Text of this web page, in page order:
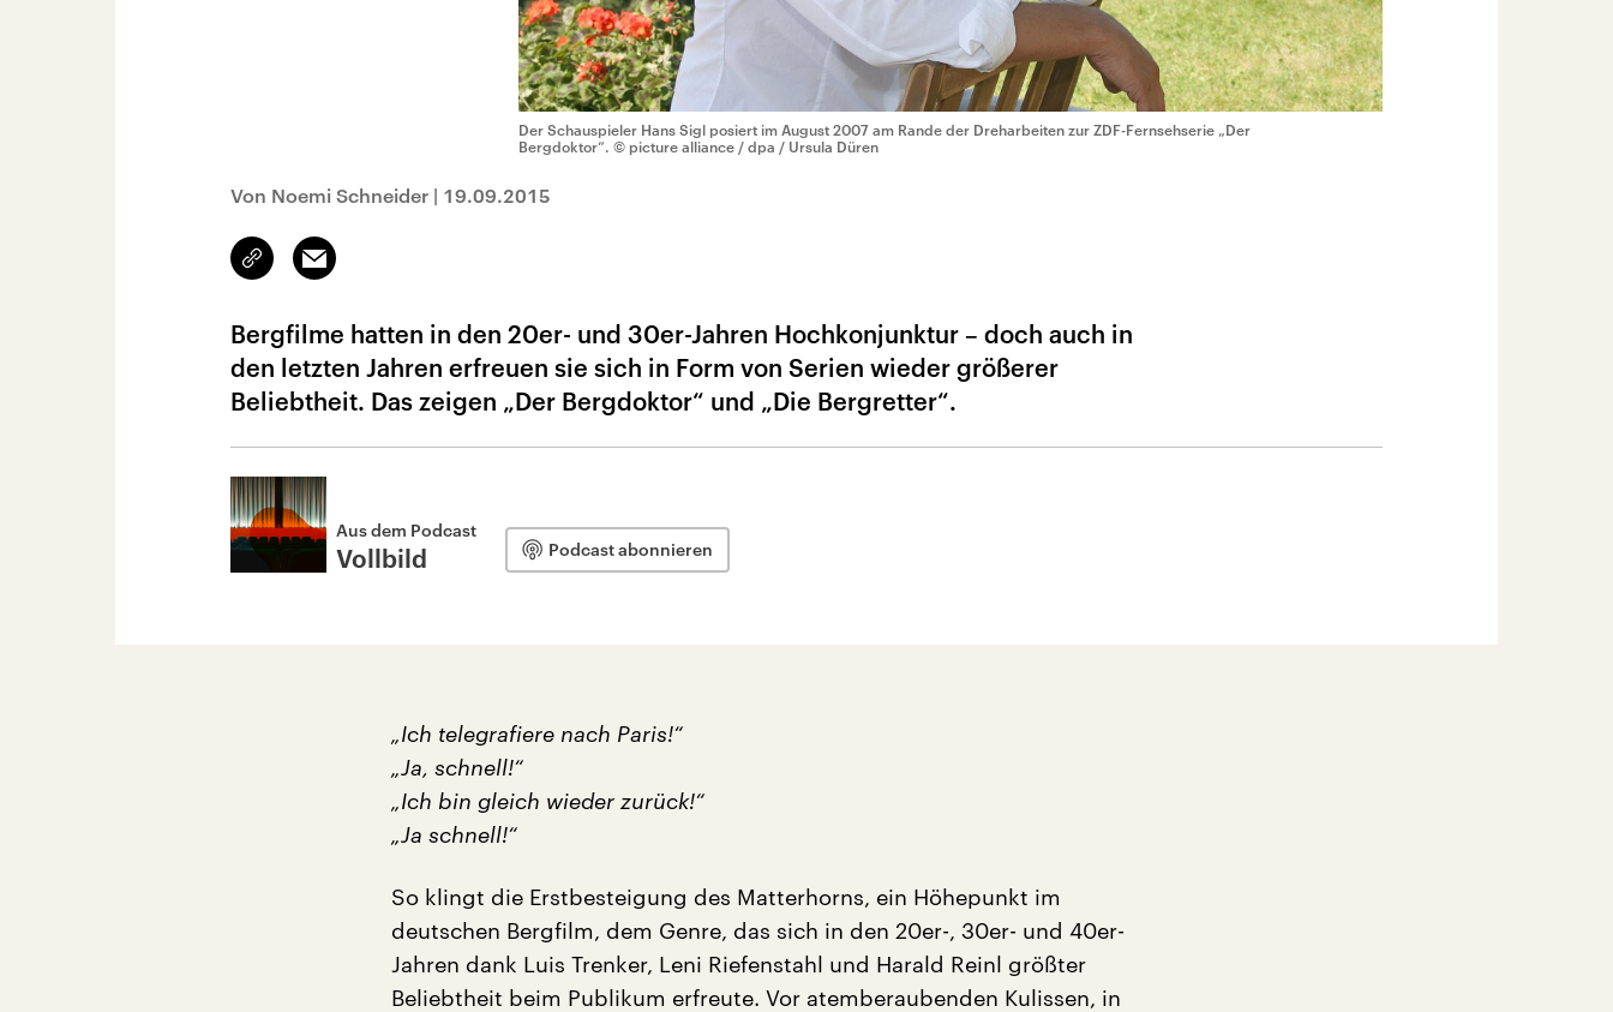
Der Schauspieler Hans Sigl posiert im August 2007 am Rande der Dreharbeiten zur ZDF-Fernsehserie „Der
Bergdoktor“. © picture alliance / dpa / Ursula Düren
Von Noemi Schneider | 19.09.2015
Link
kopieren/teilen
Email
Bergfilme hatten in den 20er- und 30er-Jahren Hochkonjunktur – doch auch in
den letzten Jahren erfreuen sie sich in Form von Serien wieder größerer
Beliebtheit. Das zeigen „Der Bergdoktor“ und „Die Bergretter“.
Aus dem Podcast
Vollbild Podcast abonnieren
„Ich telegrafiere nach Paris!“
„Ja, schnell!“
„Ich bin gleich wieder zurück!“
„Ja schnell!“
So klingt die Erstbesteigung des Matterhorns, ein Höhepunkt im
deutschen Bergfilm, dem Genre, das sich in den 20er-, 30er- und 40er-
Jahren dank Luis Trenker, Leni Riefenstahl und Harald Reinl größter
Beliebtheit beim Publikum erfreute. Vor atemberaubenden Kulissen, in